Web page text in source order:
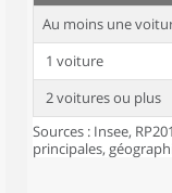
Au moins une
1 voiture
2 voitures ou plus
Sources : Insee,
principales,